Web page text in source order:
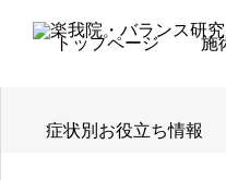
トップページ 施
症状別お役立ち情報
お知らせ ご迷惑を